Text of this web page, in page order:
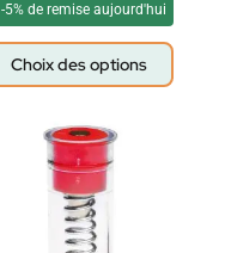
-5% de remise aujourd'hui
Choix des options